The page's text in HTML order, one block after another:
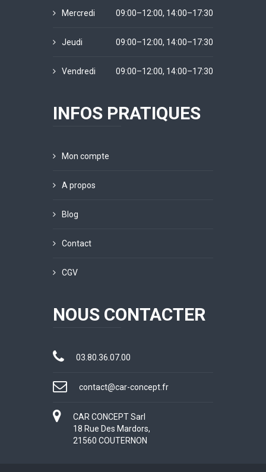
Mercredi 09:00–12:00, 14:00–17:30
Jeudi 09:00–12:00, 14:00–17:30
Vendredi 09:00–12:00, 14:00–17:30
INFOS PRATIQUES
Mon compte
A propos
Blog
Contact
CGV
NOUS CONTACTER
03.80.36.07.00
contact@car-concept.fr
CAR CONCEPT Sarl
18 Rue Des Mardors,
21560 COUTERNON